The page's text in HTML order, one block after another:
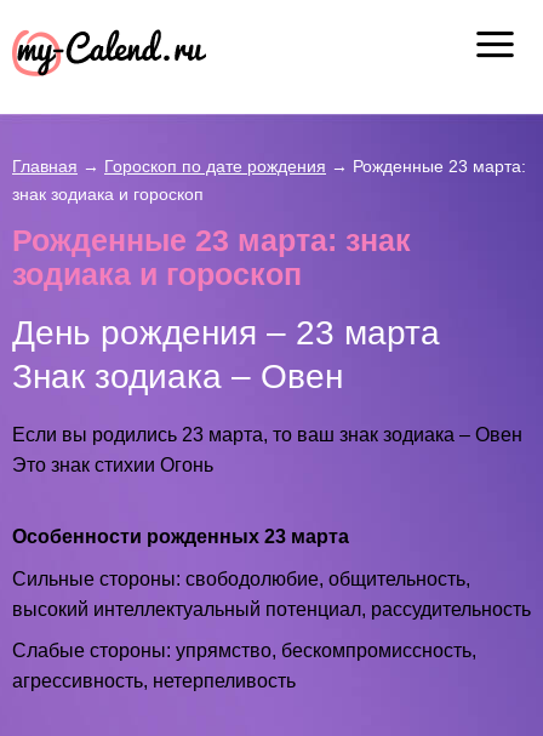
Главная → Гороскоп по дате рождения → Рожденные 23 марта:
знак зодиака и гороскоп
Рожденные 23 марта: знак
зодиака и гороскоп
День рождения – 23 марта
Знак зодиака – Овен
Если вы родились 23 марта, то ваш знак зодиака – Овен
Это знак стихии Огонь
Особенности рожденных 23 марта
Сильные стороны: свободолюбие, общительность,
высокий интеллектуальный потенциал, рассудительность
Слабые стороны: упрямство, бескомпромиссность,
агрессивность, нетерпеливость